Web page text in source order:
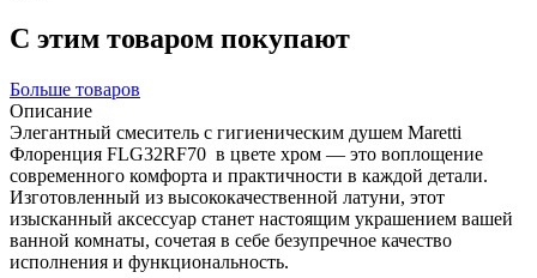
С этим товаром покупают
Больше товаров
Описание
Элегантный смеситель с гигиеническим душем Maretti
Флоренция FLG32RF70 в цвете хром — это воплощение
современного комфорта и практичности в каждой детали.
Изготовленный из высококачественной латуни, этот
изысканный аксессуар станет настоящим украшением вашей
ванной комнаты, сочетая в себе безупречное качество
исполнения и функциональность.